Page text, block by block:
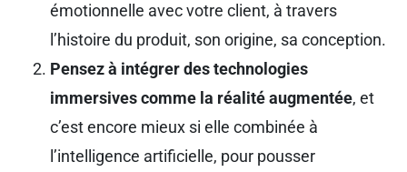
émotionnelle avec votre client, à travers
l’histoire du produit, son origine, sa conception.
Pensez à intégrer des technologies
immersives comme la réalité augmentée, et
c’est encore mieux si elle combinée à
l’intelligence artificielle, pour pousser